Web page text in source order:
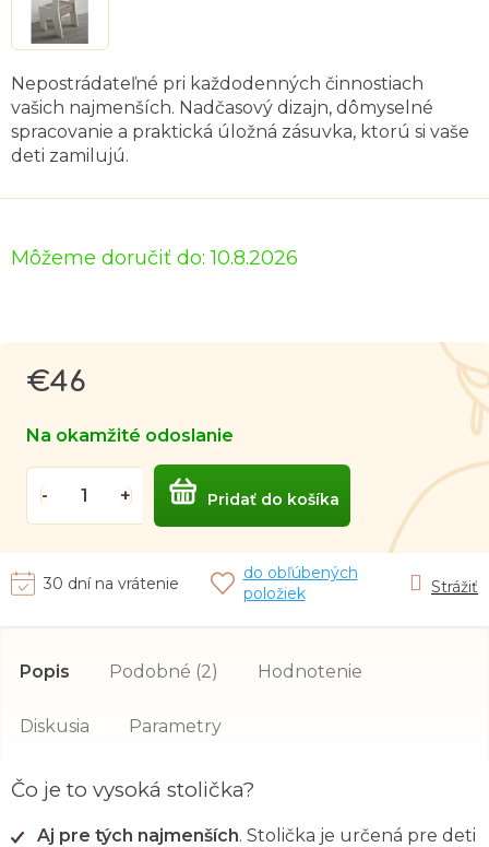
Môžeme doručiť do: 10.8.2026
Nepostrádateľné pri každodenných činnostiach
vašich najmenších. Nadčasový dizajn, dômyselné
spracovanie a praktická úložná zásuvka, ktorú si vaše
deti zamilujú.
€46
Na okamžité odoslanie
Pridať do košíka
30 dní na vrátenie
do obľúbených
položiek
Strážiť
Popis Podobné (2) Hodnotenie
Diskusia Parametry
Čo je to vysoká stolička?
Aj pre tých najmenších. Stolička je určená pre deti